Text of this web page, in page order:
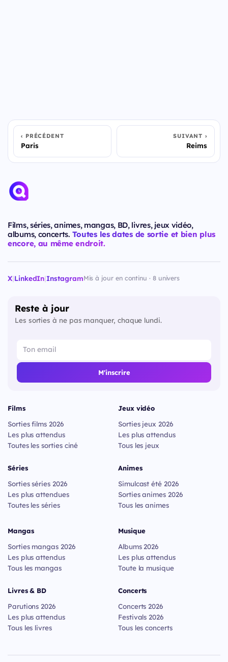
PRÉCÉDENT
Paris
SUIVANT
Reims
Films, séries, animes, mangas, BD, livres, jeux vidéo,
albums, concerts. Toutes les dates de sortie et bien plus
encore, au même endroit.
X|LinkedIn|InstagramMis à jour en continu · 8 univers
Reste à jour
Les sorties à ne pas manquer, chaque lundi.
M'inscrire
Films
Sorties films 2026
Les plus attendus
Toutes les sorties ciné
Séries
Sorties séries 2026
Les plus attendues
Toutes les séries
Jeux vidéo
Sorties jeux 2026
Les plus attendus
Tous les jeux
Animes
Simulcast été 2026
Sorties animes 2026
Tous les animes
Mangas
Sorties mangas 2026
Les plus attendus
Tous les mangas
Livres & BD
Parutions 2026
Les plus attendus
Tous les livres
Musique
Albums 2026
Les plus attendus
Toute la musique
Concerts
Concerts 2026
Festivals 2026
Tous les concerts